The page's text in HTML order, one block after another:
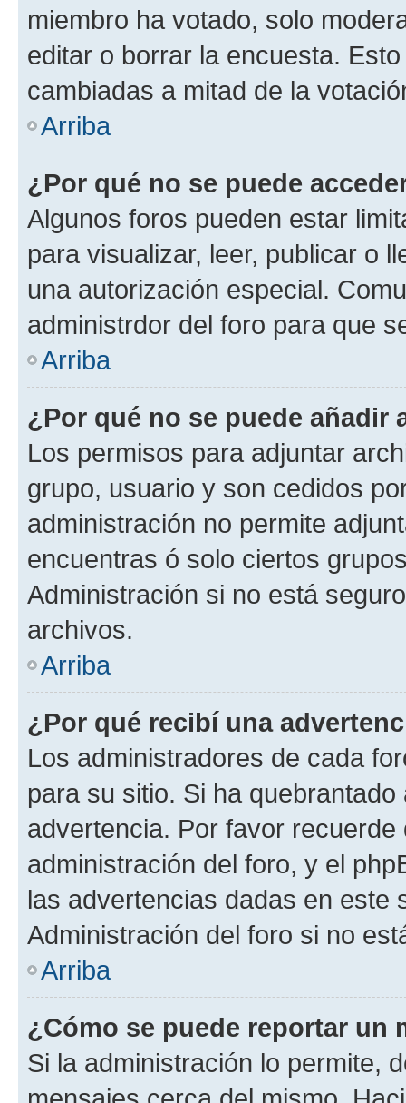
miembro ha votado, solo
editar o borrar la encuesta.
cambiadas a mitad de la
Arriba
¿Por qué no se puede
Algunos foros pueden estar
para visualizar, leer, publicar o
una autorización especial.
administrdor del foro para que
Arriba
¿Por qué no se puede añadir
Los permisos para adjuntar
grupo, usuario y son cedidos
administración no permite
encuentras ó solo ciertos
Administración si no está
archivos.
Arriba
¿Por qué recibí una
Los administradores de cada
para su sitio. Si ha
advertencia. Por favor
administración del foro, y el
las advertencias dadas en este
Administración del foro si no
Arriba
¿Cómo se puede reportar un
Si la administración lo permite,